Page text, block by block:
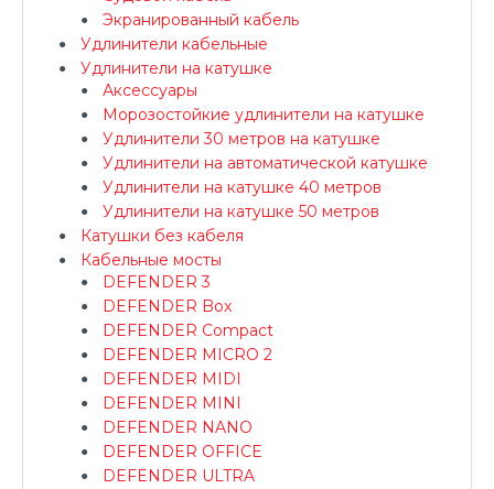
Экранированный кабель
Удлинители кабельные
Удлинители на катушке
Аксессуары
Морозостойкие удлинители на катушке
Удлинители 30 метров на катушке
Удлинители на автоматической катушке
Удлинители на катушке 40 метров
Удлинители на катушке 50 метров
Катушки без кабеля
Кабельные мосты
DEFENDER 3
DEFENDER Box
DEFENDER Compact
DEFENDER MICRO 2
DEFENDER MIDI
DEFENDER MINI
DEFENDER NANO
DEFENDER OFFICE
DEFENDER ULTRA